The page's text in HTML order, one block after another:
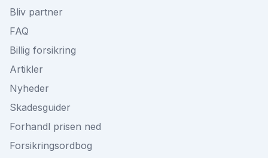
Bliv partner
FAQ
Billig forsikring
Artikler
Nyheder
Skadesguider
Forhandl prisen ned
Forsikringsordbog